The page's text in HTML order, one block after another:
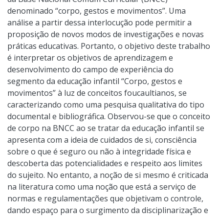
denominado “corpo, gestos e movimentos”. Uma
análise a partir dessa interlocução pode permitir a
proposição de novos modos de investigações e novas
práticas educativas. Portanto, o objetivo deste trabalho
é interpretar os objetivos de aprendizagem e
desenvolvimento do campo de experiência do
segmento da educação infantil “Corpo, gestos e
movimentos” à luz de conceitos foucaultianos, se
caracterizando como uma pesquisa qualitativa do tipo
documental e bibliográfica. Observou-se que o conceito
de corpo na BNCC ao se tratar da educação infantil se
apresenta com a ideia de cuidados de si, consciência
sobre o que é seguro ou não à integridade física e
descoberta das potencialidades e respeito aos limites
do sujeito. No entanto, a noção de si mesmo é criticada
na literatura como uma noção que está a serviço de
normas e regulamentações que objetivam o controle,
dando espaço para o surgimento da disciplinarização e